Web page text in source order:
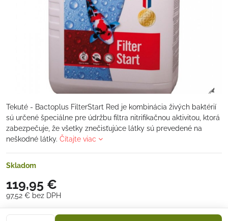
Tekuté - Bactoplus FilterStart Red je kombinácia živých baktérií
sú určené špeciálne pre údržbu filtra nitrifikačnou aktivitou, ktorá
zabezpečuje, že všetky znečisťujúce látky sú prevedené na
neškodné látky. Čítajte viac
Skladom
119,95 €
97,52 € bez DPH